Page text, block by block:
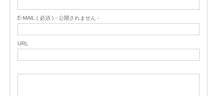
E-MAIL ( 必須 ) - 公開されません -
URL